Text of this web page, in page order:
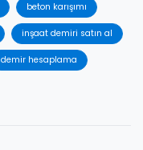
beton karışımı
inşaat demiri satın al
demir hesaplama